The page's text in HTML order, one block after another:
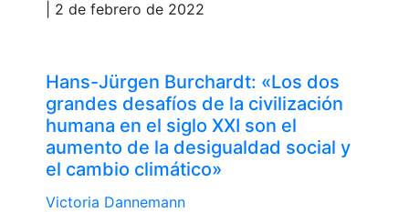
| 2 de febrero de 2022
Hans-Jürgen Burchardt: «Los dos
grandes desafíos de la civilización
humana en el siglo XXI son el
aumento de la desigualdad social y
el cambio climático»
Victoria Dannemann